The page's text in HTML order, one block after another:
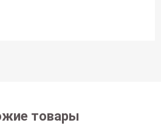
товары